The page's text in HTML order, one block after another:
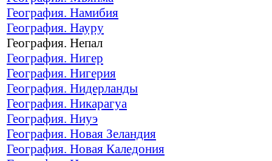
География. Намибия
География. Науру
География. Непал
География. Нигер
География. Нигерия
География. Нидерланды
География. Никарагуа
География. Ниуэ
География. Новая Зеландия
География. Новая Каледония